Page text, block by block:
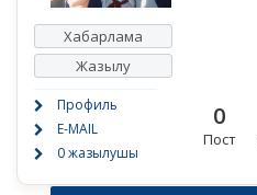
Хабарлама
Жазылу
Профиль
E-MAIL
0 жазылушы
0
Пост